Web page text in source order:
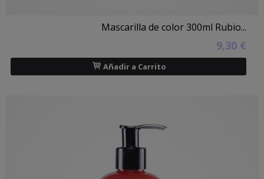
Mascarilla de color 300ml Rubio...
9,30 €
Añadir a Carrito